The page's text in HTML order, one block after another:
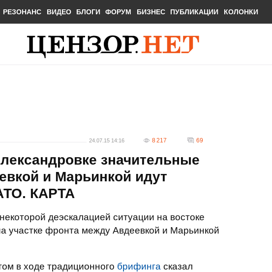
РЕЗОНАНС ВИДЕО БЛОГИ ФОРУМ БИЗНЕС ПУБЛИКАЦИИ КОЛОНКИ
24.07.15 14:16 8 217 69
значительные
и Марьинкой идут
КАРТА
деэскалацией ситуации на востоке
участке фронта между Авдеевкой и Марьинкой
в ходе традиционного брифинга сказал